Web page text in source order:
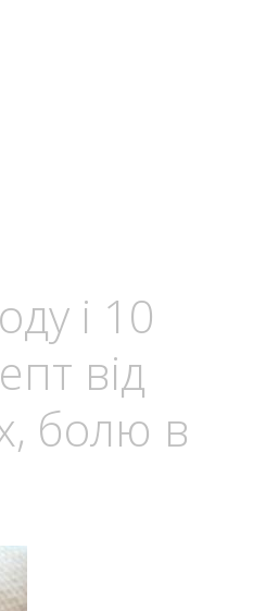
і 10
від
болю в